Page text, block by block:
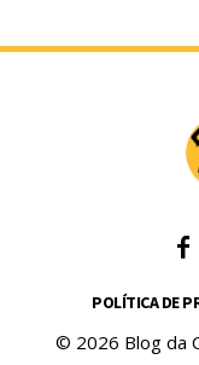
POLÍTICA DE
© 2026 Blog da